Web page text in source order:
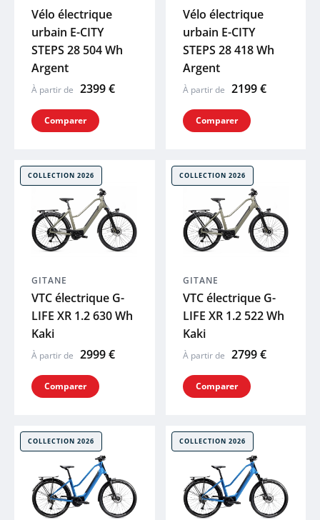
Vélo électrique
urbain E-CITY
STEPS 28 504 Wh
Argent
À partir de 2399 €
Comparer
Vélo électrique
urbain E-CITY
STEPS 28 418 Wh
Argent
À partir de 2199 €
Comparer
COLLECTION 2026
GITANE
VTC électrique G-
LIFE XR 1.2 630 Wh
Kaki
À partir de 2999 €
Comparer
COLLECTION 2026
GITANE
VTC électrique G-
LIFE XR 1.2 522 Wh
Kaki
À partir de 2799 €
Comparer
COLLECTION 2026 COLLECTION 2026